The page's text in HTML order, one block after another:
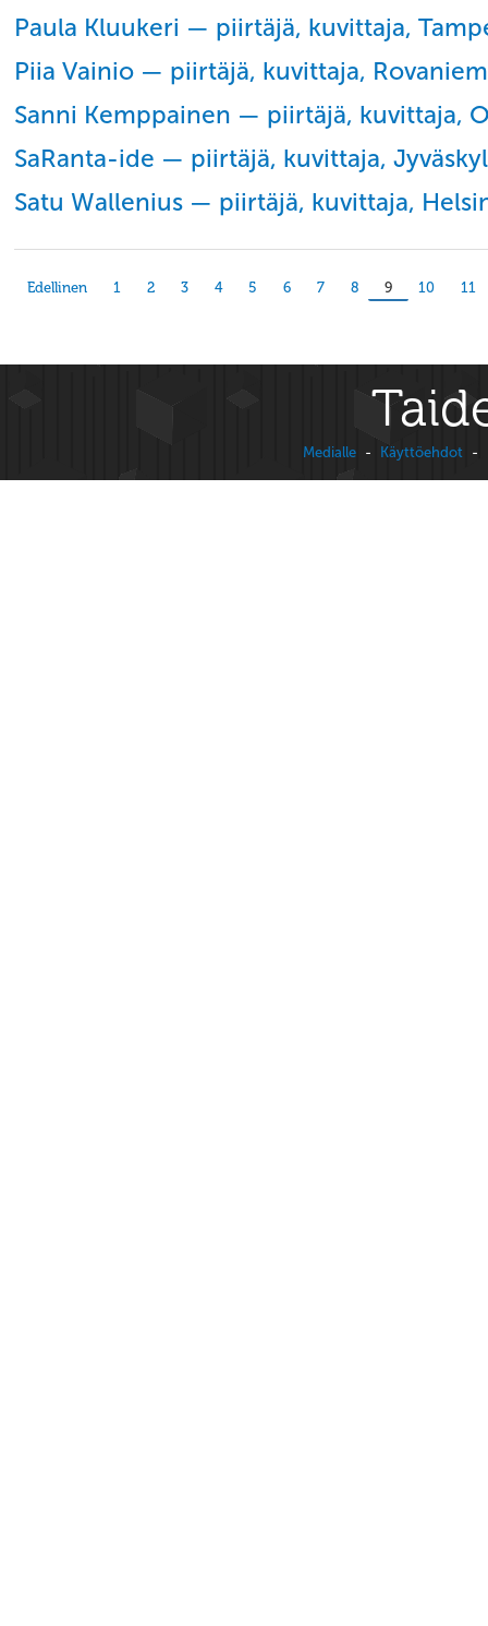
Paula Kluukeri — piirtäjä, kuvittaja,
Piia Vainio — piirtäjä, kuvittaja,
Sanni Kemppainen — piirtäjä, kuvittaja,
SaRanta-ide — piirtäjä, kuvittaja,
Satu Wallenius — piirtäjä, kuvittaja,
Edellinen 1 2 3 4 5 6 7 8 9 10 11
Medialle - Käyttöehdot -